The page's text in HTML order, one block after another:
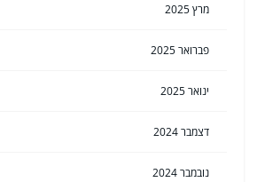
מרץ 2025
פברואר 2025
ינואר 2025
דצמבר 2024
נובמבר 2024